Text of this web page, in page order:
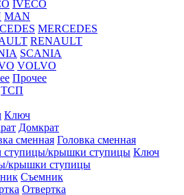
IVECO
MAN
MERCEDES
RENAULT
SCANIA
VOLVO
Прочее
ТСП
Ключ
Домкрат
Головка сменная
Ключ
крышки ступицы
Съемник
Отвертка